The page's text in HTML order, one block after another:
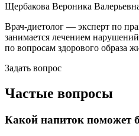
Щербакова Вероника
Врач-диетолог — эксперт по
занимается лечением
по вопросам здорового образа
Задать вопрос
Частые вопросы
Какой напиток поможет